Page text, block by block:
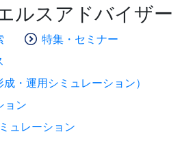
ルスアドバイザー
特集・セミナー
・運用シミュレーション）
ョン
ュレーション